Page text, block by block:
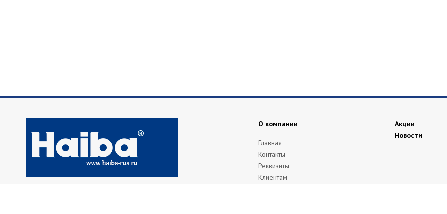
О компании
Главная
Контакты
Реквизиты
Клиентам
Акции
Новости